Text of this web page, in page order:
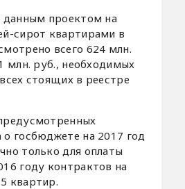
данным проектом на
сирот квартирами в
всего 624 млн.
млн. руб., необходимых
стоящих в реестре
госбюджете на 2017 год
только для оплаты
году контрактов на
квартир.